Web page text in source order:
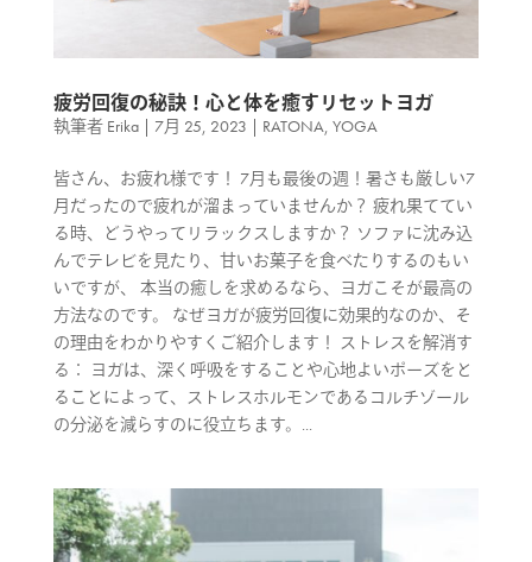
疲労回復の秘訣！心と体を癒すリセットヨガ
執筆者 Erika| 7月 25, 2023 | RATONA, YOGA
皆さん、お疲れ様です！ 7月も最後の週！暑さも厳しい7
月だったので疲れが溜まっていませんか？ 疲れ果ててい
る時、どうやってリラックスしますか？ ソファに沈み込
んでテレビを見たり、甘いお菓子を食べたりするのもい
いですが、 本当の癒しを求めるなら、ヨガこそが最高の
方法なのです。 なぜヨガが疲労回復に効果的なのか、そ
の理由をわかりやすくご紹介します！ ストレスを解消す
る： ヨガは、深く呼吸をすることや心地よいポーズをと
ることによって、ストレスホルモンであるコルチゾール
の分泌を減らすのに役立ちます。...